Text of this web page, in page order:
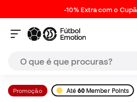
-10% Extra com o
Promoção Até 60 Member Points